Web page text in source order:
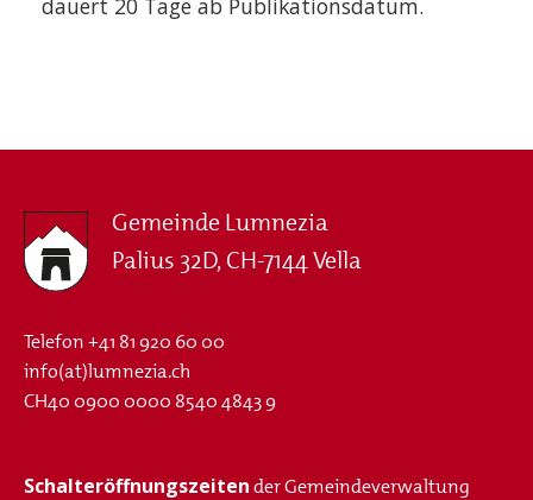
dauert 20 Tage ab Publikationsdatum.
Gemeinde Lumnezia
Palius 32D, CH-7144 Vella
Telefon+41 81 920 60 00
info(at)lumnezia.ch
CH40 0900 0000 8540 4843 9
Schalteröffnungszeitender Gemeindeverwaltung